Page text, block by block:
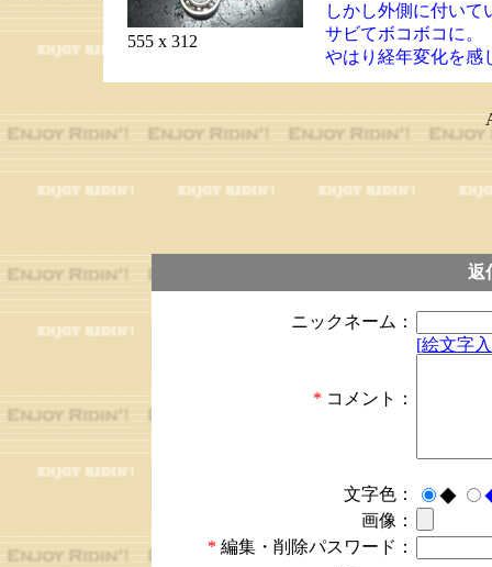
555 x 312
しかし外側に付いて
サビてボコボコに。
やはり経年変化を感
返
ニックネーム：
* コメント：
[絵文字
文字色： ◆
画像：
* 編集・削除パスワード：